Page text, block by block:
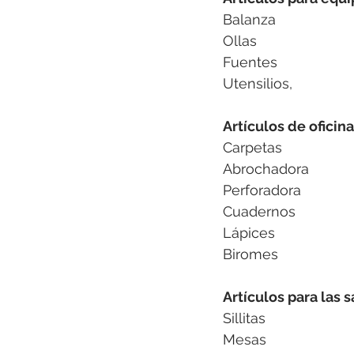
Balanza
Ollas
Fuentes
Utensilios,
Artículos de oficina
Carpetas
Abrochadora
Perforadora
Cuadernos
Lápices
Biromes
Artículos para las
Sillitas
Mesas